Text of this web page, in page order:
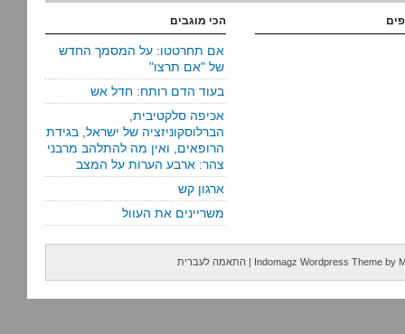
הכי מוגבים
אם תחרטטו: על המסמך החדש
של "אם תרצו"
בעוד הדם רותח: חדל אש
אכיפה סלקטיבית,
הברלוסקוניזציה של ישראל, בגידת
הרופאים, ואין מה להתלהב מרבני
צהר: ארבע הערות על המצב
ארגון קש
משריינים את העוול
Indomagz Wordpress Theme by
| התאמה לעברית